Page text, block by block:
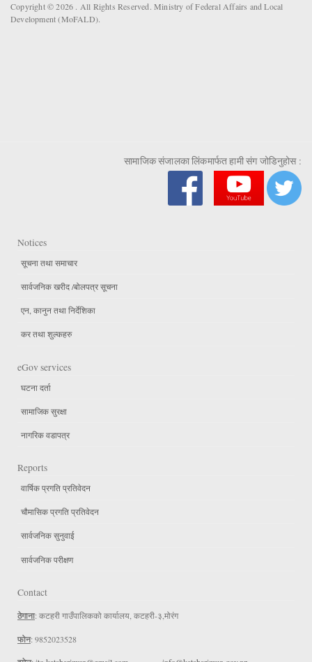
Copyright © 2026 . All Rights Reserved. Ministry of Federal Affairs and Local
Development (MoFALD).
सामाजिक संजालका लिंकमार्फत हामी संग जोडिनुहोस :
Notices
सूचना तथा समाचार
सार्वजनिक खरीद /बोलपत्र सूचना
एन, कानुन तथा निर्देशिका
कर तथा शुल्कहरु
eGov services
घटना दर्ता
सामाजिक सुरक्षा
नागरिक वडापत्र
Reports
वार्षिक प्रगति प्रतिवेदन
चौमासिक प्रगति प्रतिवेदन
सार्वजनिक सुनुवाई
सार्वजनिक परीक्षण
Contact
ठेगाना: कटहरी गाउँपालिकको कार्यालय, कटहरी-३,मोरंग
फोन: 9852023528